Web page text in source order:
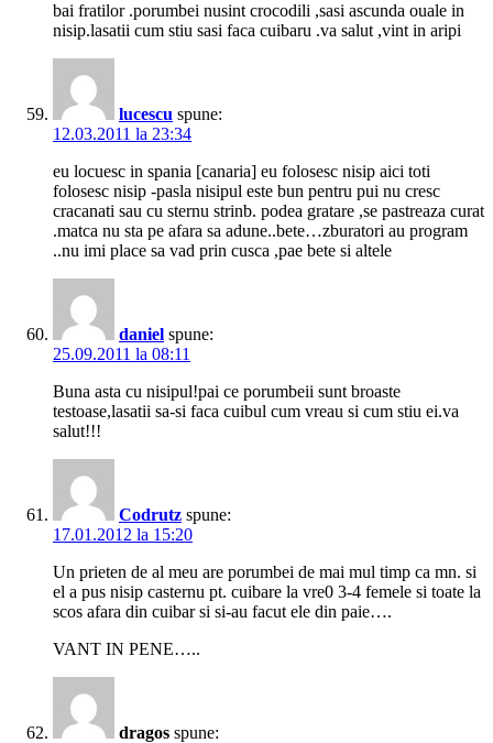
bai fratilor .porumbei nusint crocodili ,sasi ascunda ouale in
nisip.lasatii cum stiu sasi faca cuibaru .va salut ,vint in aripi
lucescu spune:
12.03.2011 la 23:34
eu locuesc in spania [canaria] eu folosesc nisip aici toti
folosesc nisip -pasla nisipul este bun pentru pui nu cresc
cracanati sau cu sternu strinb. podea gratare ,se pastreaza curat
.matca nu sta pe afara sa adune..bete…zburatori au program
..nu imi place sa vad prin cusca ,pae bete si altele
daniel spune:
25.09.2011 la 08:11
Buna asta cu nisipul!pai ce porumbeii sunt broaste
testoase,lasatii sa-si faca cuibul cum vreau si cum stiu ei.va
salut!!!
Codrutz spune:
17.01.2012 la 15:20
Un prieten de al meu are porumbei de mai mul timp ca mn. si
el a pus nisip casternu pt. cuibare la vre0 3-4 femele si toate la
scos afara din cuibar si si-au facut ele din paie….
VANT IN PENE…..
dragos spune: